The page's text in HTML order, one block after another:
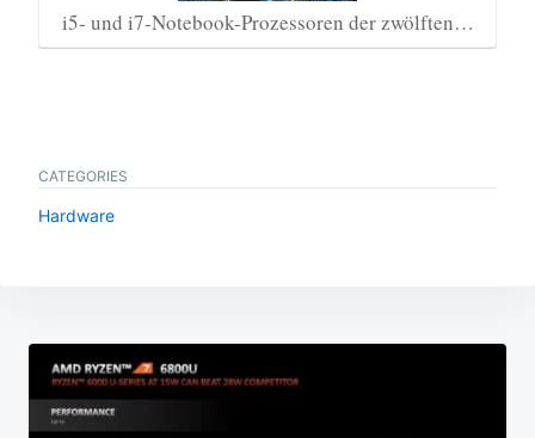
i5- und i7-Notebook-Prozessoren der zwölften…
CATEGORIES
Hardware
Beitragsnavigation